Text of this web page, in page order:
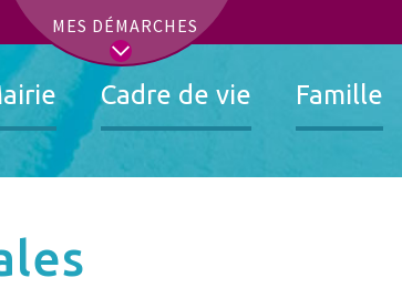
MES DÉMARCHES
Mairie Cadre de vie Famille